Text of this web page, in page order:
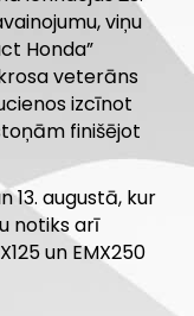
viņu
Honda”
veterāns
izcīnot
finišējot
13. augustā, kur
notiks arī
un EMX250